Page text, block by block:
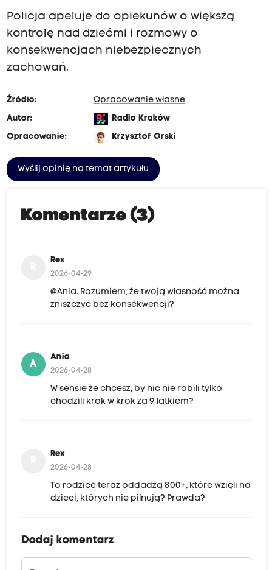
Policja apeluje do opiekunów o większą
kontrolę nad dziećmi i rozmowy o
konsekwencjach niebezpiecznych
zachowań.
Źródło:
Opracowanie własne
Autor:
Radio Kraków
Opracowanie:
Krzysztof Orski
Wyślij opinię na temat artykułu
Komentarze (3)
Rex
2026-04-29
@Ania. Rozumiem, że twoją własność można
zniszczyć bez konsekwencji?
A
Ania
2026-04-28
W sensie że chcesz, by nic nie robili tylko
chodzili krok w krok za 9 latkiem?
Rex
2026-04-28
To rodzice teraz oddadzą 800+, które wzięli na
dzieci, których nie pilnują? Prawda?
Dodaj komentarz